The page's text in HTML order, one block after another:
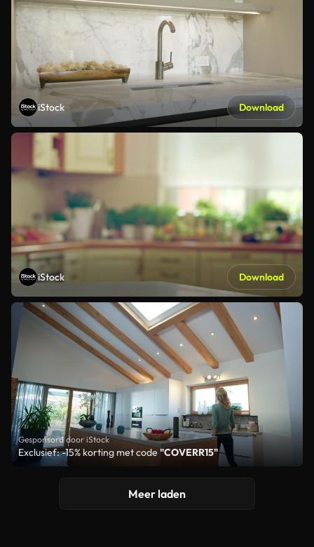
iStock Download
iStock Download
Gesponsord door iStock
Exclusief: -15% korting met code"COVERR15"
Meer laden